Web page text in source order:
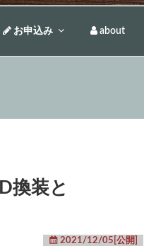
お申込み about
換装と
2021/12/05[公開]